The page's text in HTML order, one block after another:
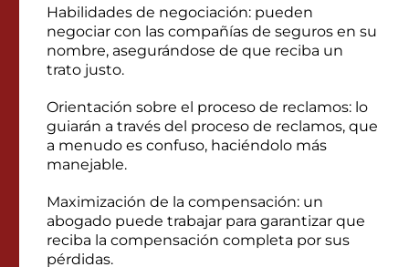
Habilidades de negociación: pueden
negociar con las compañías de seguros en su
nombre, asegurándose de que reciba un
trato justo.
Orientación sobre el proceso de reclamos: lo
guiarán a través del proceso de reclamos, que
a menudo es confuso, haciéndolo más
manejable.
Maximización de la compensación: un
abogado puede trabajar para garantizar que
reciba la compensación completa por sus
pérdidas.